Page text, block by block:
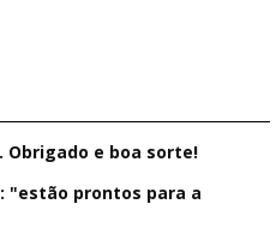
Obrigado e boa sorte!
"estão prontos para a